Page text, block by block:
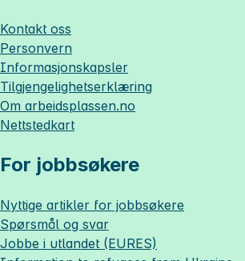
Kontakt oss
Personvern
Informasjonskapsler
Tilgjengelighetserklæring
Om arbeidsplassen.no
Nettstedkart
For jobbsøkere
Nyttige artikler for jobbsøkere
Spørsmål og svar
Jobbe i utlandet (EURES)